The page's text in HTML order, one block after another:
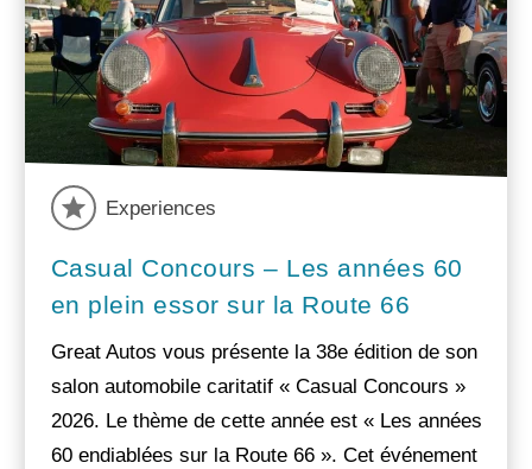
Experiences
Casual Concours – Les années 60
en plein essor sur la Route 66
Great Autos vous présente la 38e édition de son
salon automobile caritatif « Casual Concours »
2026. Le thème de cette année est « Les années
60 endiablées sur la Route 66 ». Cet événement